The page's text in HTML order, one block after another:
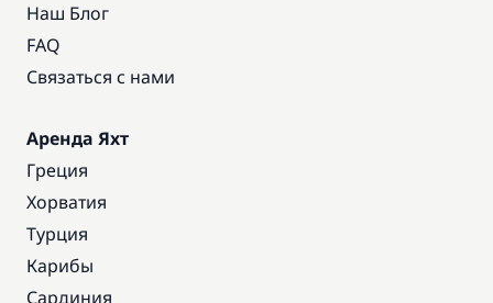
Наш Блог
FAQ
Связаться с нами
Аренда Яхт
Греция
Хорватия
Турция
Карибы
Сардиния